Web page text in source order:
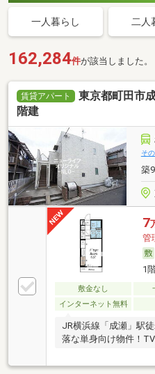
一人暮らし 二人
162,284件が該当しました。
賃貸アパート
東京都町田市
階建
そ
築
7
管
1
敷金なし
インターネット無料
JR横浜線「成瀬」駅
落な単身向け物件！